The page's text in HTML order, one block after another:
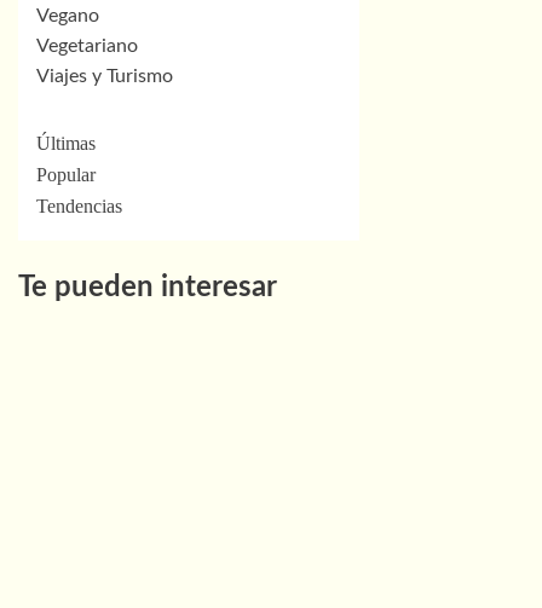
Vegano
Vegetariano
Viajes y Turismo
Últimas
Popular
Tendencias
Te pueden interesar